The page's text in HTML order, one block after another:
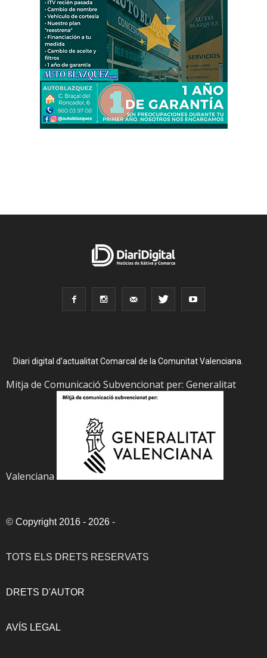
Diari digital d’actualitat Comarcal de la Comunitat Valenciana.
Mitja de Comunicació Subvencionat per: Generalitat
Valenciana
© Copyright 2016 - 2026 -
TOTS ELS DRETS RESERVATS
DRETS D'AUTOR
AVÍS LEGAL